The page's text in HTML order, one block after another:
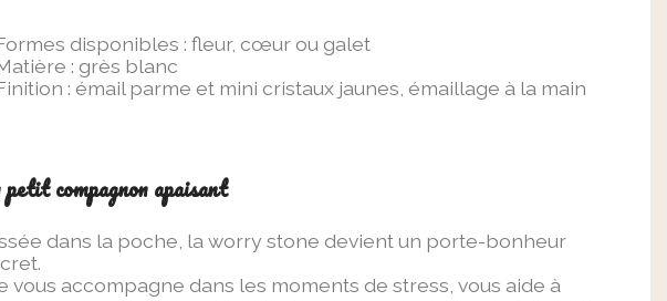
disponibles : fleur, cœur ou galet
: grès blanc
: émail parme et mini cristaux jaunes, émaillage à la main
compagnon apaisant
dans la poche, la worry stone devient un porte-bonheur
vous accompagne dans les moments de stress, vous aide à